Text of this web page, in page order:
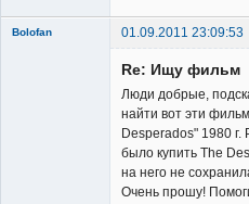
Bolofan
01.09.2011 23:09:53
Re: Ищу фильм
Люди добрые,
найти вот эти
Desperados" 1980
было купить The
на него не
Очень прошу!